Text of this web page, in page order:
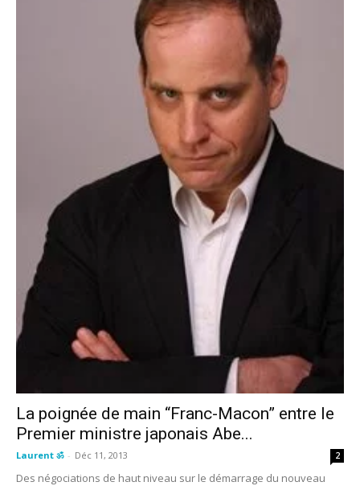
La poignée de main “Franc-Macon” entre le
Premier ministre japonais Abe...
Laurent ॐ - Déc 11, 2013 2
Des négociations de haut niveau sur le démarrage du nouveau